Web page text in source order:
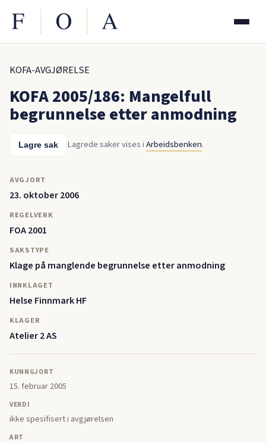
KOFA-AVGJØRELSE
KOFA 2005/186: Mangelfull
begrunnelse etter anmodning
Lagre sak Lagrede saker vises iArbeidsbenken.
AVGJORT
23. oktober 2006
REGELVERK
FOA 2001
SAKSTYPE
Klage på manglende begrunnelse etter anmodning
INNKLAGET
Helse Finnmark HF
KLAGER
Atelier 2 AS
KUNNGJORT
15. februar 2005
VERDI
ikke spesifisert i avgjørelsen
ART